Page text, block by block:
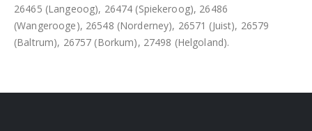
26465 (Langeoog), 26474 (Spiekeroog), 26486
(Wangerooge), 26548 (Norderney), 26571 (Juist), 26579
(Baltrum), 26757 (Borkum), 27498 (Helgoland).